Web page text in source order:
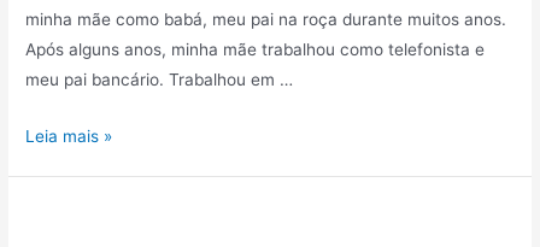
minha mãe como babá, meu pai na roça durante muitos anos.
Após alguns anos, minha mãe trabalhou como telefonista e
meu pai bancário. Trabalhou em …
Leia mais »